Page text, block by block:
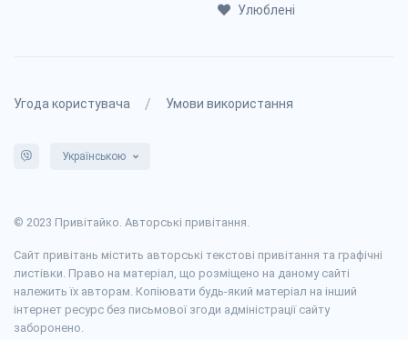
Улюблені
Угода користувача / Умови використання
Українською
© 2023 Привітайко. Авторські привітання.
Сайт привітань містить авторські текстові привітання та графічні
листівки. Право на матеріал, що розміщено на даному сайті
належить їх авторам. Копіювати будь-який матеріал на інший
інтернет ресурс без письмової згоди адміністрації сайту
заборонено.